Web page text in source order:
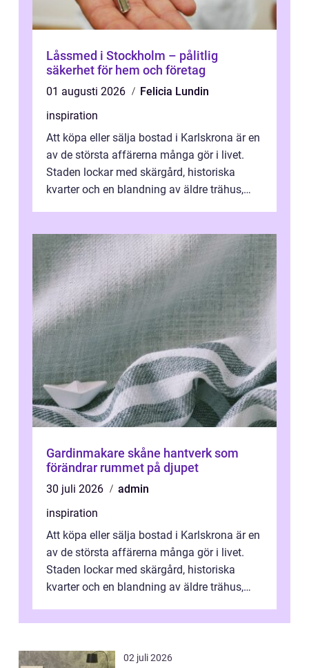
Låssmed i Stockholm – pålitlig
säkerhet för hem och företag
01 augusti 2026
Felicia Lundin
inspiration
Att köpa eller sälja bostad i Karlskrona är en
av de största affärerna många gör i livet.
Staden lockar med skärgård, historiska
kvarter och en blandning av äldre trähus,
Gardinmakare skåne hantverk som
förändrar rummet på djupet
30 juli 2026
admin
inspiration
Att köpa eller sälja bostad i Karlskrona är en
av de största affärerna många gör i livet.
Staden lockar med skärgård, historiska
kvarter och en blandning av äldre trähus,
02 juli 2026